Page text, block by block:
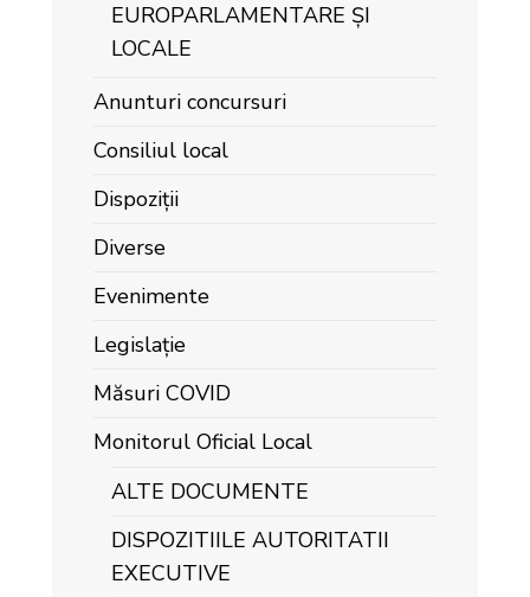
EUROPARLAMENTARE ȘI
LOCALE
Anunturi concursuri
Consiliul local
Dispoziții
Diverse
Evenimente
Legislație
Măsuri COVID
Monitorul Oficial Local
ALTE DOCUMENTE
DISPOZITIILE AUTORITATII
EXECUTIVE